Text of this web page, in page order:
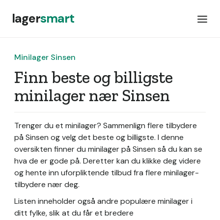
lagersmart
Minilager Sinsen
Finn beste og billigste
minilager nær Sinsen
Trenger du et minilager? Sammenlign flere tilbydere
på Sinsen og velg det beste og billigste. I denne
oversikten finner du minilager på Sinsen så du kan se
hva de er gode på. Deretter kan du klikke deg videre
og hente inn uforpliktende tilbud fra flere minilager-
tilbydere nær deg.
Listen inneholder også andre populære minilager i
ditt fylke, slik at du får et bredere